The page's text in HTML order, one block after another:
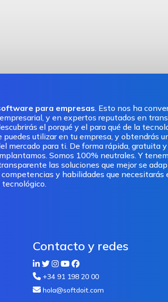
para empresas. Esto nos ha
y en expertos reputados en
el porqué y el para qué de la
utilizar en tu empresa, y obtendrás
mercado para ti. De forma rápida, gratuita
Somos 100% neutrales. Y
las soluciones que mejor se
y habilidades que necesitarás
Contacto y redes
+34 91 198 20 00
hola@softdoit.com